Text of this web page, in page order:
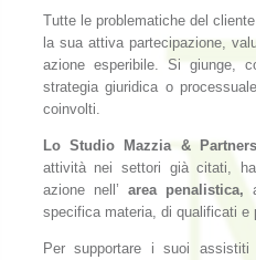
Tutte le problematiche del
la sua attiva partecipazione,
azione esperibile. Si giunge,
strategia giuridica o
coinvolti.
Lo Studio Mazzia & Partners
attività nei settori già citati,
azione nell’ area penalistica,
specifica materia, di qualificati e
Per supportare i suoi